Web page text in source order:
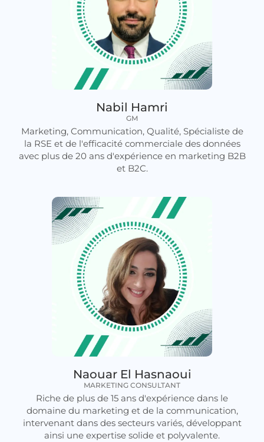
Nabil Hamri
GM
Marketing, Communication, Qualité, Spécialiste de
la RSE et de l'efficacité commerciale des données
avec plus de 20 ans d'expérience en marketing B2B
et B2C.
Naouar El Hasnaoui
MARKETING CONSULTANT
Riche de plus de 15 ans d'expérience dans le
domaine du marketing et de la communication,
intervenant dans des secteurs variés, développant
ainsi une expertise solide et polyvalente.